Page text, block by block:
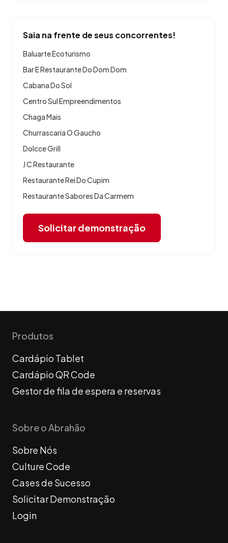
Saia na frente de seus concorrentes!
Baluarte Ecoturismo
Bar E Restaurante Do Dom Dom
Cabana Do Sol
Centro Sul Empreendimentos
Chaga Mais
Churrascaria O Gaucho
Dolcce Grill
J C Restaurante
Restaurante Rei Do Cupim
Restaurante Sabores Da Carmem
Solicitar demonstração
Produtos
Cardápio Tablet
Cardápio QR Code
Gestor de fila de espera e reservas
Sobre o Abrahão
Sobre Nós
Culture Code
Cases de Sucesso
Solicitar Demonstração
Login